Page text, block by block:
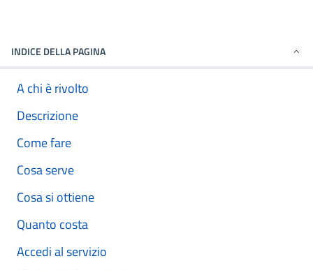
INDICE DELLA PAGINA
A chi è rivolto
Descrizione
Come fare
Cosa serve
Cosa si ottiene
Quanto costa
Accedi al servizio